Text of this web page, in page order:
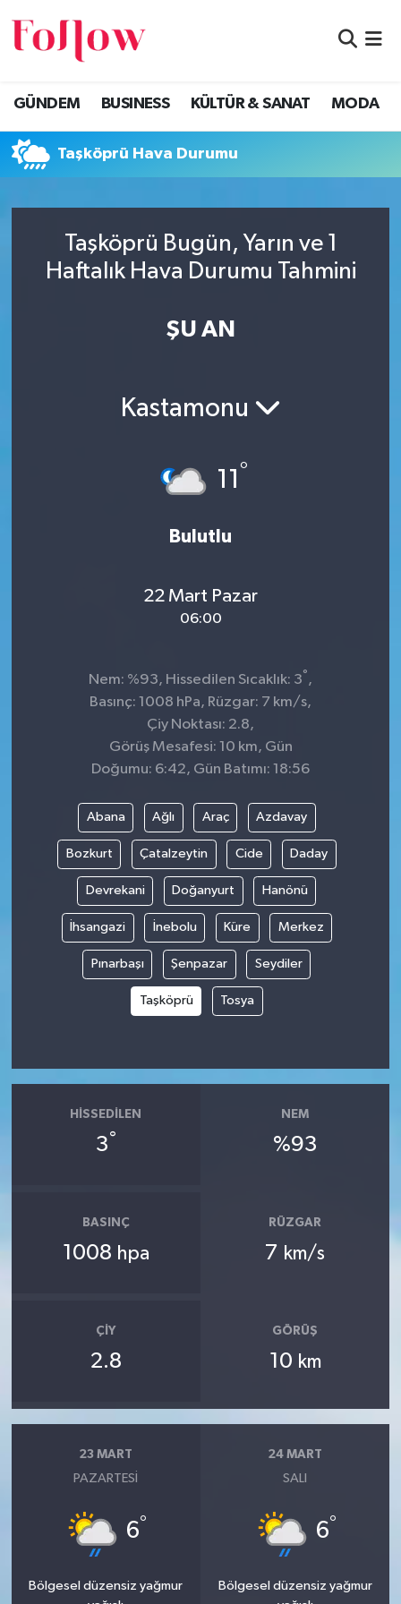
GÜNDEM BUSINESS KÜLTÜR & SANAT MODA
Taşköprü Hava Durumu
Taşköprü Bugün, Yarın ve 1
Haftalık Hava Durumu Tahmini
ŞU AN
Kastamonu
11 °
Bulutlu
22 Mart Pazar
06:00
Nem: %93, Hissedilen Sıcaklık: 3° ,
Basınç: 1008 hPa, Rüzgar: 7 km/s,
Çiy Noktası: 2.8,
Görüş Mesafesi: 10 km, Gün
Doğumu: 6:42, Gün Batımı: 18:56
Abana Ağlı Araç Azdavay
Bozkurt Çatalzeytin Cide Daday
Devrekani Doğanyurt Hanönü
İhsangazi İnebolu Küre Merkez
Pınarbaşı Şenpazar Seydiler
Taşköprü Tosya
HISSEDILEN
3°
NEM
%93
BASINÇ
1008 hpa
RÜZGAR
7 km/s
ÇIY
2.8
GÖRÜŞ
10 km
23 MART
PAZARTESI
6°
Bölgesel düzensiz yağmur
24 MART
SALI
6°
Bölgesel düzensiz yağmur
GÜNDEM
BUSINESS
KÜLTÜR & SANAT
MODA
EĞİTİM
Eskişehir Nöbetçi Eczaneler
Eskişehir Hava Durumu
Eskişehir Namaz Vakitleri
Eskişehir Trafik Yoğunluk Haritası
Süper Lig Puan Durumu ve Fikstür
Son Dakika Haberleri